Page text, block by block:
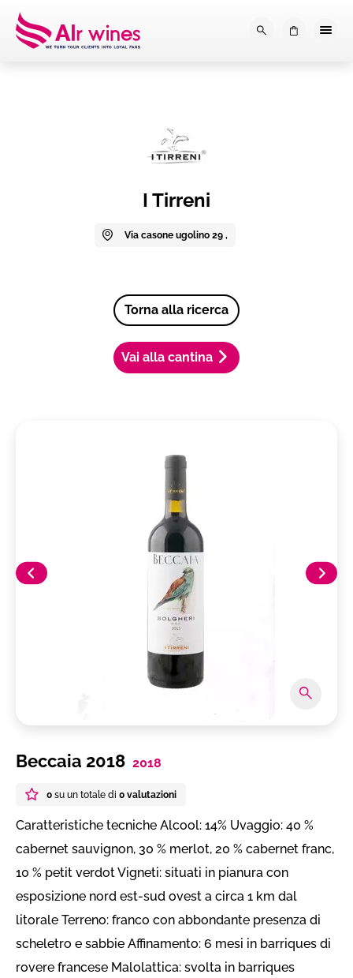
Dalla loro vendemmia, alla
I Tirreni
Via casone ugolino 29 ,
Torna alla ricerca
Vai alla cantina
Beccaia 2018 2018
0 su un totale di 0 valutazioni
Caratteristiche tecniche Alcool: 14% Uvaggio: 40 %
cabernet sauvignon, 30 % merlot, 20 % cabernet franc,
10 % petit verdot Vigneti: situati in pianura con
esposizione nord est-sud ovest a circa 1 km dal
litorale Terreno: franco con abbondante presenza di
scheletro e sabbie Affinamento: 6 mesi in barriques di
rovere francese Malolattica: svolta in barriques